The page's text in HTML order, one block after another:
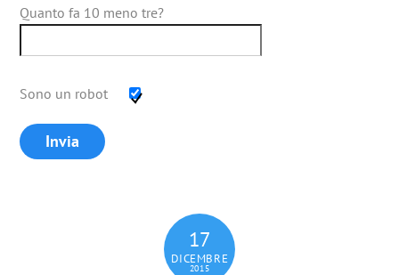
Quanto fa 10 meno tre?
Sono un robot
17
DICEMBRE
2015